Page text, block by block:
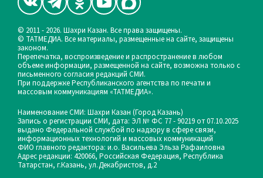
© 2011 - 2026. Шахри Казан. Все права защищены.
© ТАТМЕДИА. Все материалы, размещенные на сайте, защищены
законом.
Перепечатка, воспроизведение и распространение в любом
объеме информации, размещенной на сайте, возможна только с
письменного согласия редакций СМИ.
При поддержке Республиканского агентства по печати и
массовым коммуникациям «ТАТМЕДИА».
Наименование СМИ: Шахри Казан (Город Казань)
Запись о регистрации СМИ, дата: ЭЛ № ФС 77 - 90219 от 07.10.2025
выдано Федеральной службой по надзору в сфере связи,
информационных технологий и массовых коммуникаций
ФИО главного редактора: и.о. Васильева Эльза Рафаиловна
Адрес редакции: 420066, Российская Федерация, Республика
Татарстан, г.Казань, ул.Декабристов, д.2